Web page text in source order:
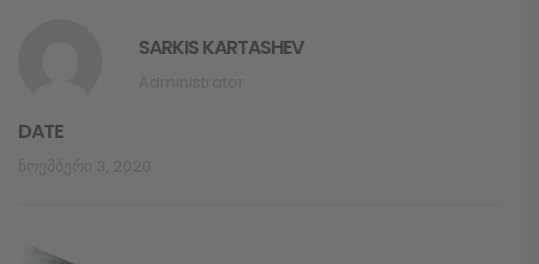
SARKIS KARTASHEV
DATE